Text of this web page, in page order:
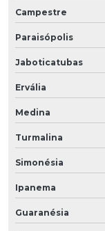
Campestre
Paraisópolis
Jaboticatubas
Ervália
Medina
Turmalina
Simonésia
Ipanema
Guaranésia